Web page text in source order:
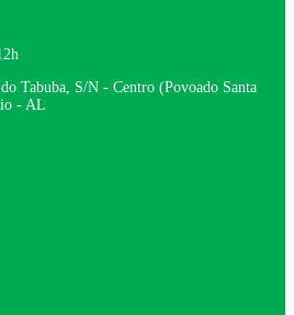
Tabuba, S/N - Centro (Povoado Santa
- AL